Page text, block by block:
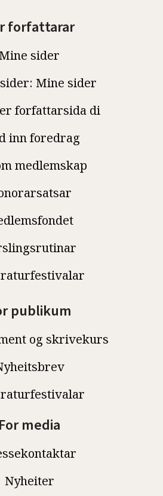
forfattarar
Mine sider
Mine sider
forfattarsida di
inn foredrag
medlemskap
publikum
og skrivekurs
For media
Nyheiter